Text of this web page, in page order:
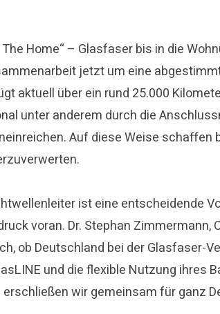
Home“ – Glasfaser bis in die
jetzt um eine
aktuell über ein rund 25.000
unter anderem durch die
Auf diese Weise
ist eine entscheidende
voran. Dr. Stephan
ob Deutschland bei der Glasfaser-
und die flexible Nutzung ihres
wir gemeinsam für ganz